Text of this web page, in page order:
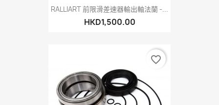
RALLIART 前限滑差速器輸出軸法蘭 -...
HKD1,500.00
favorite_border